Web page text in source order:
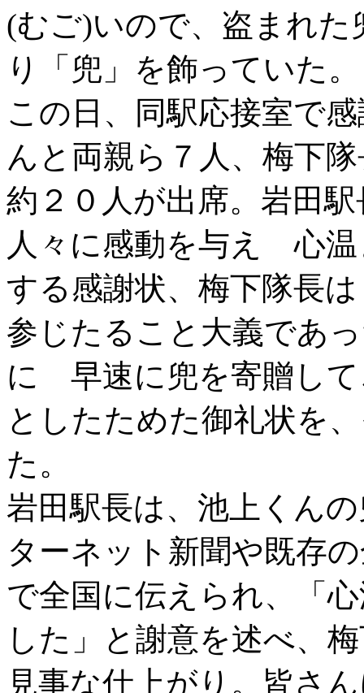
(むご)いので、盗まれ
り「兜」を飾っていた。
この日、同駅応接室で
んと両親ら７人、梅下
約２０人が出席。岩田
人々に感動を与え 心
する感謝状、梅下隊長
参じたること大義であ
に 早速に兜を寄贈し
としたためた御礼状を
た。
岩田駅長は、池上くん
ターネット新聞や既存
で全国に伝えられ、「
した」と謝意を述べ、
見事な仕上がり。皆さ